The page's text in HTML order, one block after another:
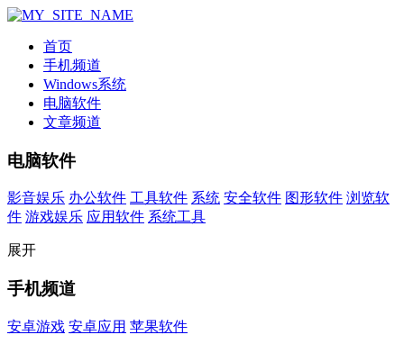
首页
手机频道
Windows系统
电脑软件
文章频道
电脑软件
影音娱乐 办公软件 工具软件 系统 安全软件 图形软件 浏览软
件 游戏娱乐 应用软件 系统工具
展开
手机频道
安卓游戏 安卓应用 苹果软件